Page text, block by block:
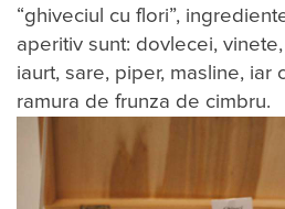
“ghiveciul cu flori”,
aperitiv sunt: dovlecei,
iaurt, sare, piper, masline, iar
ramura de frunza de cimbru.